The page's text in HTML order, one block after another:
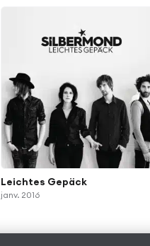
Leichtes Gepäck
janv. 2016
Albums